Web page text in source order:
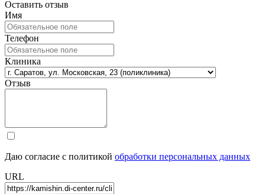
Оставить отзыв
Имя
Телефон
Клиника
Отзыв
Даю согласие с политикой обработки персональных данных
URL